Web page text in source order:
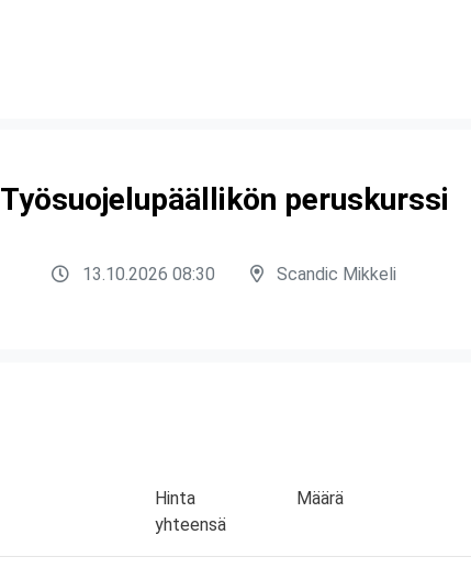
Työsuojelupäällikön peruskurssi
13.10.2026 08:30 Scandic Mikkeli
Hinta
yhteensä
Määrä